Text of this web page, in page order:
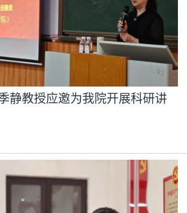
静教授应邀为我院开展科研讲